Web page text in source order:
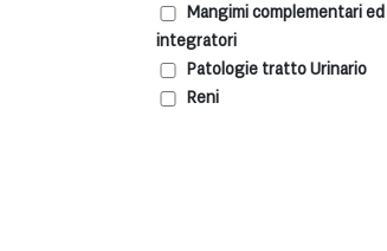
Mangimi complementari ed
integratori
Patologie tratto Urinario
Reni